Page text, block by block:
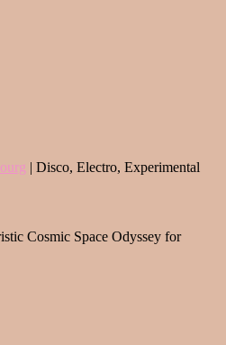
| Disco, Electro, Experimental
Cosmic Space Odyssey for